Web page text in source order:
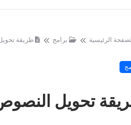
الصفحة الرئيسية برامج طريقة
تحويل